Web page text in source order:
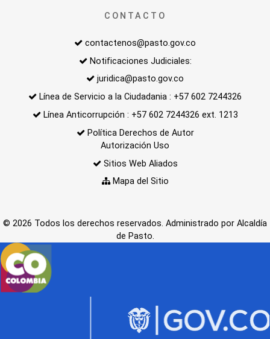
CONTACTO
contactenos@pasto.gov.co
Notificaciones Judiciales:
juridica@pasto.gov.co
Línea de Servicio a la Ciudadania : +57 602 7244326
Línea Anticorrupción : +57 602 7244326 ext. 1213
Política Derechos de Autor
Autorización Uso
Sitios Web Aliados
Mapa del Sitio
© 2026 Todos los derechos reservados. Administrado por Alcaldía
de Pasto.